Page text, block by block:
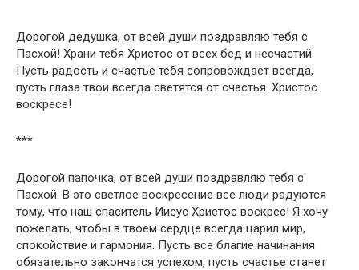
Дорогой дедушка, от всей души поздравляю тебя с
Пасхой! Храни тебя Христос от всех бед и несчастий.
Пусть радость и счастье тебя сопровождает всегда,
пусть глаза твои всегда светятся от счастья. Христос
воскресе!
***
Дорогой папочка, от всей души поздравляю тебя с
Пасхой. В это светлое воскресение все люди радуются
тому, что наш спаситель Иисус Христос воскрес! Я хочу
пожелать, чтобы в твоем сердце всегда царил мир,
спокойствие и гармония. Пусть все благие начинания
обязательно закончатся успехом, пусть счастье станет